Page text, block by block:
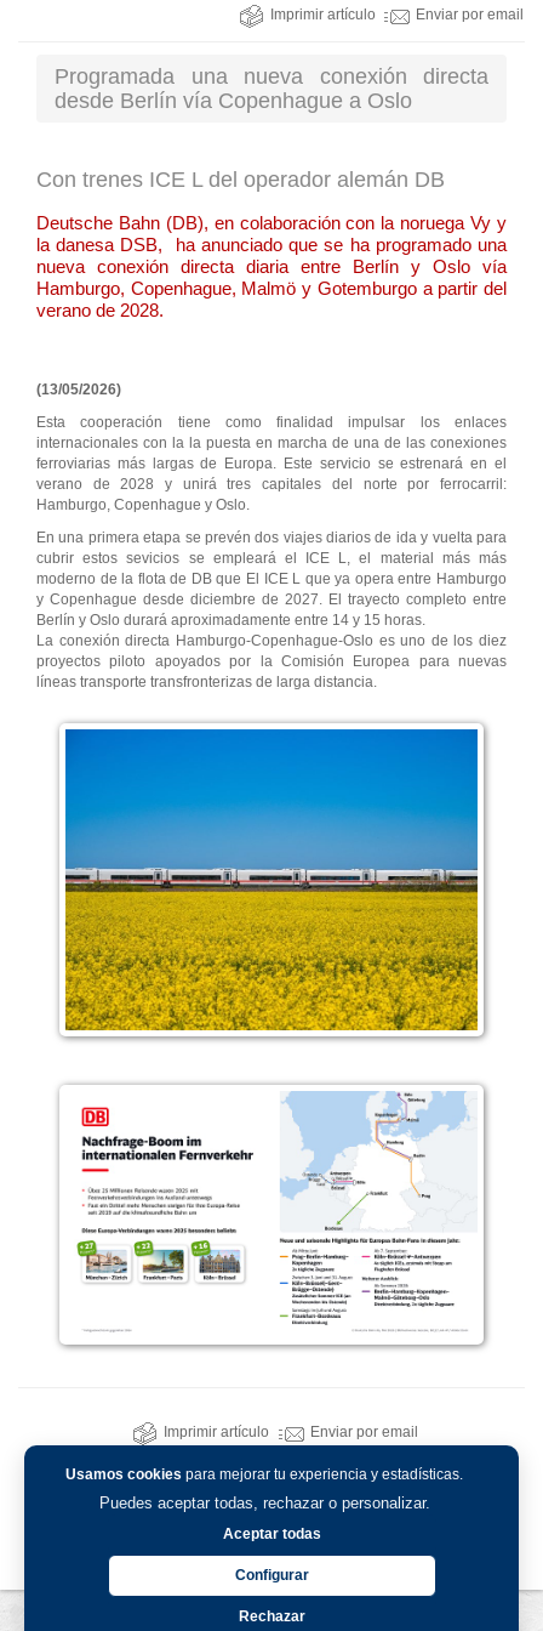
Usamos cookies para mejorar tu experiencia y estadísticas.
Puedes aceptar todas, rechazar o personalizar.
Aceptar todas
Configurar
Rechazar
Imprimir artículo Enviar por email
Programada una nueva conexión directa
desde Berlín vía Copenhague a Oslo
Con trenes ICE L del operador alemán DB
Deutsche Bahn (DB), en colaboración con la noruega Vy y
la danesa DSB, ha anunciado que se ha programado una
nueva conexión directa diaria entre Berlín y Oslo vía
Hamburgo, Copenhague, Malmö y Gotemburgo a partir del
verano de 2028.
(13/05/2026)
Esta cooperación tiene como finalidad impulsar los enlaces
internacionales con la la puesta en marcha de una de las conexiones
ferroviarias más largas de Europa. Este servicio se estrenará en el
verano de 2028 y unirá tres capitales del norte por ferrocarril:
Hamburgo, Copenhague y Oslo.
En una primera etapa se prevén dos viajes diarios de ida y vuelta para
cubrir estos sevicios se empleará el ICE L, el material más más
moderno de la flota de DB que El ICE L que ya opera entre Hamburgo
y Copenhague desde diciembre de 2027. El trayecto completo entre
Berlín y Oslo durará aproximadamente entre 14 y 15 horas.
La conexión directa Hamburgo-Copenhague-Oslo es uno de los diez
proyectos piloto apoyados por la Comisión Europea para nuevas
líneas transporte transfronterizas de larga distancia.
Imprimir artículo Enviar por email
Política de privacidad